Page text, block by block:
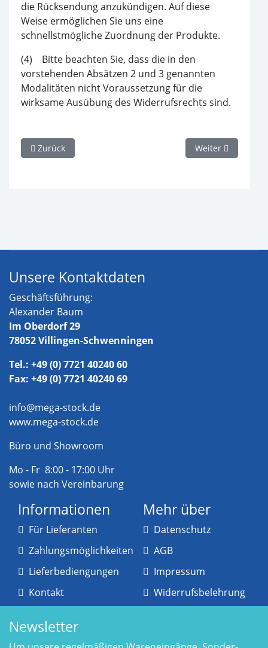
die Rücksendung anzukündigen. Auf diese
Weise ermöglichen Sie uns eine
schnellstmögliche Zuordnung der Produkte.
(4) Bitte beachten Sie, dass die in den
vorstehenden Absätzen 2 und 3 genannten
Modalitäten nicht Voraussetzung für die
wirksame Ausübung des Widerrufsrechts sind.
Vorheriger Beitrag: General Terms And Conditions
Zurück Nächster Beitrag:
Weiter
Unsere Kontaktdaten
Geschäftsführung:
Alexander Baum
Im Oberdorf 29
78052 Villingen-Schwenningen
Tel.: +49 (0) 7721 40240 60
Fax: +49 (0) 7721 40240 69
info@mega-stock.de
www.mega-stock.de
Büro und Showroom
Mo - Fr 8:00 - 17:00 Uhr
sowie nach Vereinbarung
Informationen
Für Lieferanten
Zahlungsmöglichkeiten
Lieferbediengungen
Kontakt
Mehr über
Datenschutz
AGB
Impressum
Widerrufsbelehrung
Newsletter